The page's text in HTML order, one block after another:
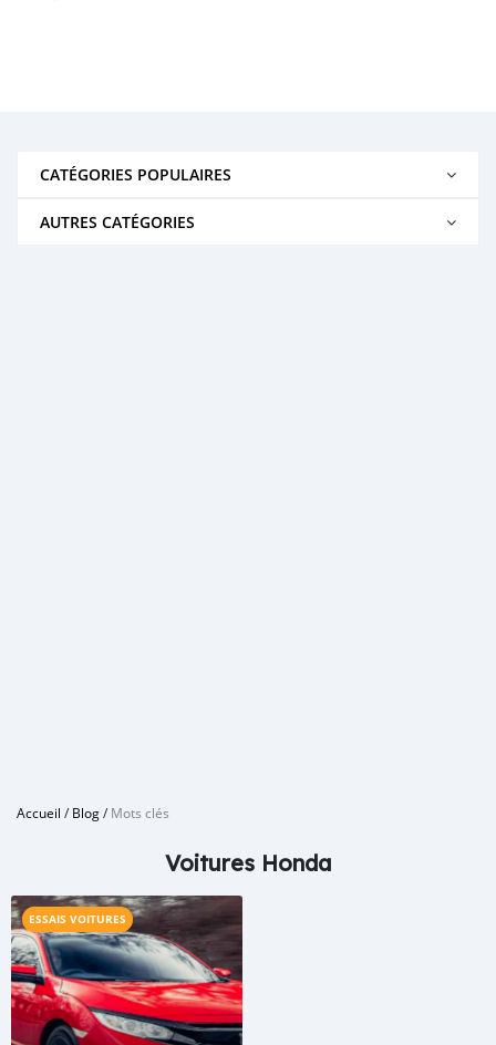
CATÉGORIES POPULAIRES
AUTRES CATÉGORIES
Accueil /Blog/Mots clés
Voitures Honda
ESSAIS VOITURES